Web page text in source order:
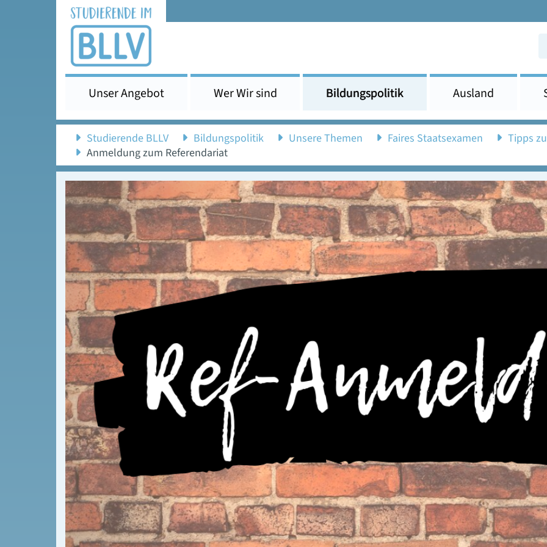
Unser Angebot Wer Wir sind Bildungspolitik Ausland
Studierende BLLV Bildungspolitik Unsere Themen Faires Staatsexamen
Tipps
Anmeldung zum Referendariat